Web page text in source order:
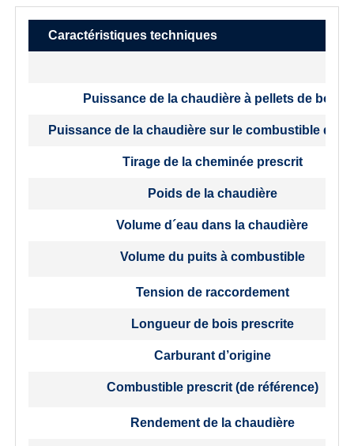
Caractéristiques techniques
Puissance de la chaudière à pellets de bois
Puissance de la chaudière sur le combustible
Tirage de la cheminée prescrit
Poids de la chaudière
Volume d´eau dans la chaudière
Volume du puits à combustible
Tension de raccordement
Longueur de bois prescrite
Carburant d’origine
Combustible prescrit (de référence)
Rendement de la chaudière